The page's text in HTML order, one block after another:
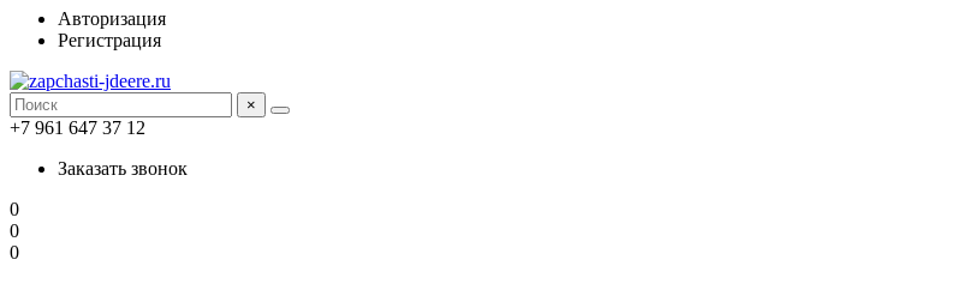
Авторизация
Регистрация
×
+7 961 647 37 12
Заказать звонок
0
0
0